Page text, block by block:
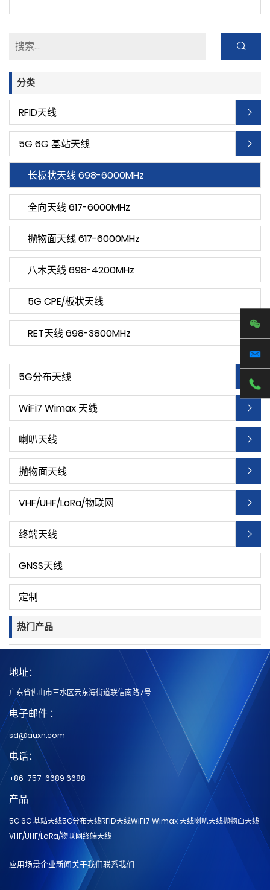
分类
RFID天线
5G 6G 基站天线
长板状天线 698-6000MHz
全向天线 617-6000MHz
抛物面天线 617-6000MHz
八木天线 698-4200MHz
5G CPE/板状天线
RET天线 698-3800MHz
5G分布天线
WiFi7 Wimax 天线
喇叭天线
抛物面天线
VHF/UHF/LoRa/物联网
终端天线
GNSS天线
定制
热门产品
地址：
广东省佛山市三水区云东海街道联信南路7号
电子邮件 ：
sd@auxn.com
电话：
+86-757-6689 6688
产品
5G 6G 基站天线5G分布天线RFID天线WiFi7 Wimax 天线喇叭天线抛物面天线
VHF/UHF/LoRa/物联网终端天线
应用场景企业新闻关于我们联系我们